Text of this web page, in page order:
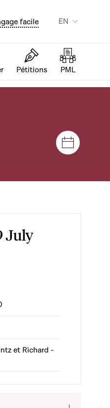
facile EN
Pétitions PML
Sessions
July
et Richard -